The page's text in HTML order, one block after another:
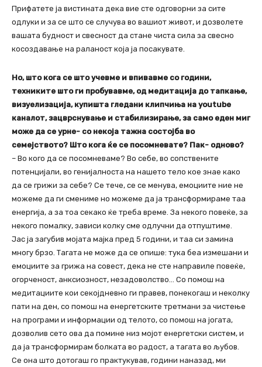
Прифатете ја вистината дека вие сте одговорни за сите
одлуки и за се што се случува во вашиот живот, и дозволете
вашата будност и свесност да стане чиста сила за свесно
косоздавање на раланост која ја посакувате.
Но, што кога се што учевме и впивавме со години,
техниките што ги пробувавме, од медитација до тапкање,
визуелизација, купишта гледани клипчиња на youtube
каналот, зацврснување и стабилизирање, за само еден миг
може да се урне- со некоја тажна состојба во
семејството? Што кога ќе се посомневате? Пак- одново?
– Во кого да се посомневаме? Во себе, во сопствените
потенцијали, во генијалноста на нашето тело кое знае како
да се грижи за себе? Се тече, се се менува, емоциите ние не
можеме да ги смениме но можеме да ја трансформираме таа
енергија, а за тоа секако ќе треба време. За некого повеќе, за
некого помалку, зависи колку сме одлучни да отпуштиме.
Јас ја загубив мојата мајка пред 5 години, и таа си замина
многу брзо. Тагата не може да се опише: тука беа измешани и
емоциите за грижа на совест, дека не сте направиле повеќе,
огорченост, анксиозност, незадоволство… Со помош на
медитациите кои секојдневно ги правев, понекогаш и неколку
пати на ден, со помош на енергетските третмани за чистење
на програми и информации од телото, со помош на јогата,
дозволив сето ова да помине низ мојот енергетски систем, и
да ја трансформирам болката во радост, а тагата во љубов.
Сe она што дотогаш го практукував, години наназад, ми